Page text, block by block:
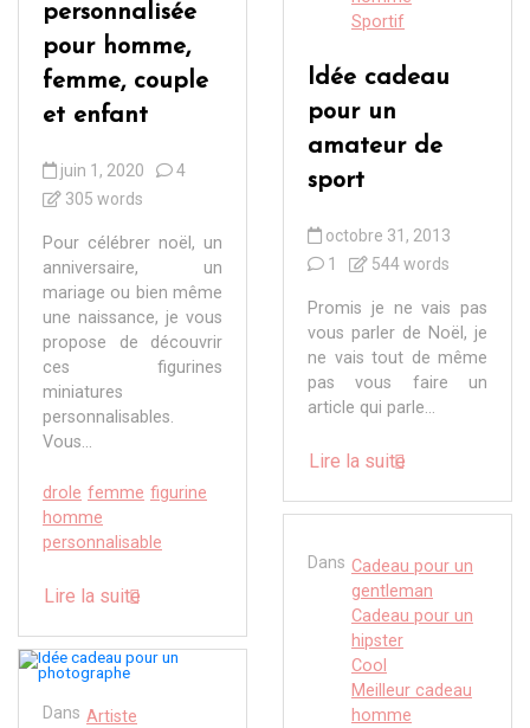
personnalisée
pour homme,
femme, couple
et enfant
juin 1, 2020
4
305 words
Pour célébrer noël, un
anniversaire, un
mariage ou bien même
une naissance, je vous
propose de découvrir
ces figurines
miniatures
personnalisables.
Vous...
drole femme figurine
homme
personnalisable
Lire la suite
Dans Artiste
Sportif
Idée cadeau
pour un
amateur de
sport
octobre 31, 2013
1
544 words
Promis je ne vais pas
vous parler de Noël, je
ne vais tout de même
pas vous faire un
article qui parle...
Lire la suite
Dans Cadeau pour un
gentleman
Cadeau pour un
hipster
Cool
Meilleur cadeau
homme